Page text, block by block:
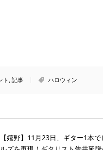
ト ,記事 ハロウィン
【嬉野】11月23日、ギター1本で